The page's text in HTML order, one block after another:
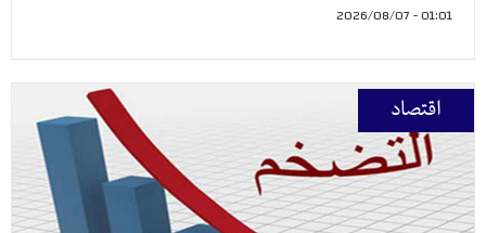
01:01 - 2026/08/07
اقتصاد